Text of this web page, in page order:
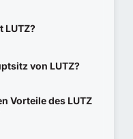
LUTZ?
von LUTZ?
Vorteile des LUTZ